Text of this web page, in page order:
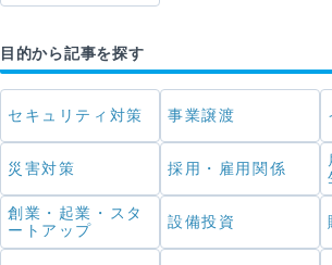
目的から記事を探す
セキュリティ対策 事業譲渡
災害対策 採用・雇用関係
創業・起業・スタ
ートアップ
設備投資